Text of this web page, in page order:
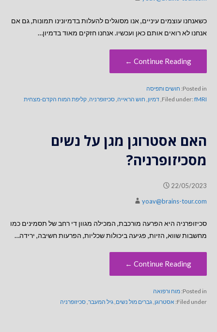
כשאנחנו עוצמים עיניים, אנו מסוגלים להעלות בדמיונינו תמונות, גם אם
אנחנו לא רואים אותם כאן ועכשיו. אנחנו חזקים מאוד בדמיון…
Continue Reading ←
Posted in: חושים ותפיסה
Filed under:fMRI
,דמיון, חוש הראייה,סכיזופרניה,קליפת המוח הקדם-מצחית
האם אסטרוגן מגן על נשים
מסכיזופרניה?
22/05/2023
yoav@brains-tour.com
סכיזופרניה היא הפרעה מורכבת, המכילה מגוון די רחב של תסמינים כמו
מחשבות שווא, הזיות, פגיעה ביכולות שכליות, הפרעות חשיבה, ירידה…
Continue Reading ←
Posted in: מוח ורפואה
Filed under: אסטרוגן,גברים מול נשים,גיל המעבר,סכיזופרניה